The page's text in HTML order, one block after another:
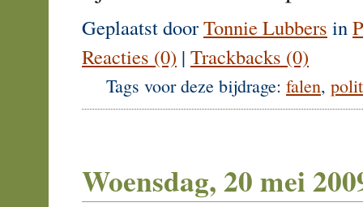
Geplaatst doorTonnie Lubbers in
Reacties (0) | Trackbacks (0)
Tags voor deze bijdrage: falen,
Woensdag, 20 mei